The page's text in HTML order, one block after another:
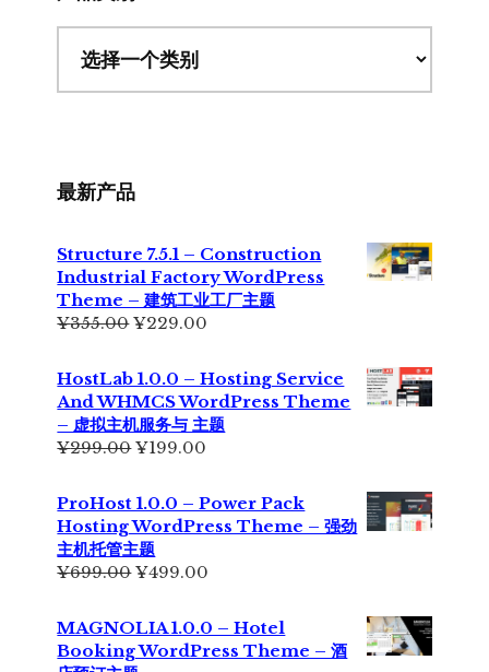
最新产品
Structure 7.5.1 – Construction
Industrial Factory WordPress
Theme – 建筑工业工厂主题
¥355.00原
为：
¥355.00。
¥229.00
价
格
为：
¥229.00。
HostLab 1.0.0 – Hosting Service
And WHMCS WordPress Theme
– 虚拟主机服务与 主题
¥299.00原
为：
¥299.00。
¥199.00
价
格
为：
ProHost 1.0.0 – Power Pack
Hosting WordPress Theme – 强劲
主机托管主题
¥699.00原
为：
¥699.00。
¥499.00
价
格
为：
MAGNOLIA 1.0.0 – Hotel
Booking WordPress Theme – 酒